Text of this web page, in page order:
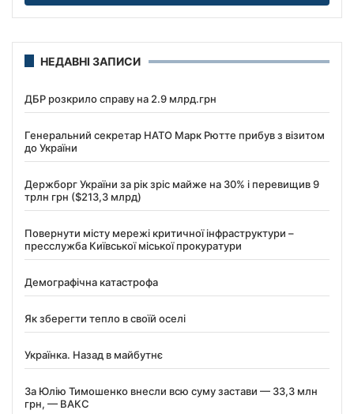
НЕДАВНІ ЗАПИСИ
ДБР розкрило справу на 2.9 млрд.грн
Генеральний секретар НАТО Марк Рютте прибув з візитом
до України
Держборг України за рік зріс майже на 30% і перевищив 9
трлн грн ($213,3 млрд)
Повернути місту мережі критичної інфраструктури –
пресслужба Київської міської прокуратури
Демографічна катастрофа
Як зберегти тепло в своїй оселі
Українка. Назад в майбутнє
За Юлію Тимошенко внесли всю суму застави — 33,3 млн
грн, — ВАКС